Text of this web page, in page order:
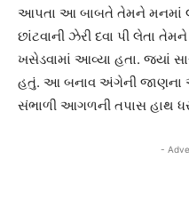
આપતા આ બાબતે તેમને મનમાં
છાંટવાની ઝેરી દવા પી લેતા
ખસેડવામાં આવ્યા હતા. જ્યાં
હતું. આ બનાવ અંગેની જાણના
સંભાળી આગળની તપાસ હાથ
-